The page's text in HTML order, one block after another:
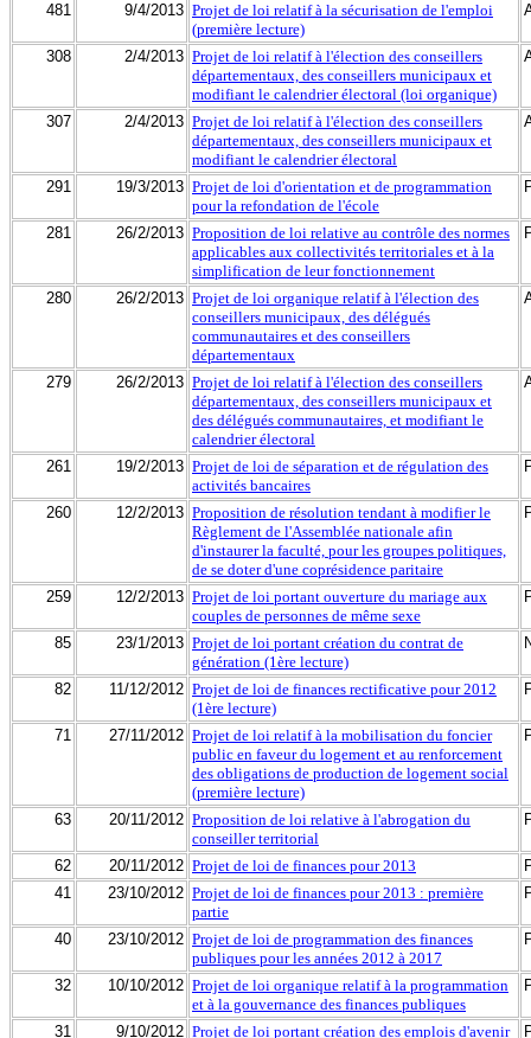
481 9/4/2013 Projet de loi relatif à la sécurisation de l'emploi
(première lecture)
308 2/4/2013 Projet de loi relatif à l'élection des conseillers
départementaux, des conseillers municipaux et
modifiant le calendrier électoral (loi organique)
307 2/4/2013 Projet de loi relatif à l'élection des conseillers
départementaux, des conseillers municipaux et
modifiant le calendrier électoral
291 19/3/2013 Projet de loi d'orientation et de programmation
pour la refondation de l'école
281 26/2/2013 Proposition de loi relative au contrôle des normes
applicables aux collectivités territoriales et à la
simplification de leur fonctionnement
280 26/2/2013 Projet de loi organique relatif à l'élection des
conseillers municipaux, des délégués
communautaires et des conseillers
départementaux
279 26/2/2013 Projet de loi relatif à l'élection des conseillers
départementaux, des conseillers municipaux et
des délégués communautaires, et modifiant le
calendrier électoral
261 19/2/2013 Projet de loi de séparation et de régulation des
activités bancaires
260 12/2/2013 Proposition de résolution tendant à modifier le
Règlement de l'Assemblée nationale afin
d'instaurer la faculté, pour les groupes politiques,
de se doter d'une coprésidence paritaire
259 12/2/2013 Projet de loi portant ouverture du mariage aux
couples de personnes de même sexe
85 23/1/2013 Projet de loi portant création du contrat de
génération (1ère lecture)
82 11/12/2012 Projet de loi de finances rectificative pour 2012
(1ère lecture)
71 27/11/2012 Projet de loi relatif à la mobilisation du foncier
public en faveur du logement et au renforcement
des obligations de production de logement social
(première lecture)
63 20/11/2012 Proposition de loi relative à l'abrogation du
conseiller territorial
62 20/11/2012 Projet de loi de finances pour 2013
41
23/10/2012 Projet de loi de finances pour 2013 : première
partie
40 23/10/2012 Projet de loi de programmation des finances
publiques pour les années 2012 à 2017
32 10/10/2012 Projet de loi organique relatif à la programmation
et à la gouvernance des finances publiques
31 9/10/2012 Projet de loi portant création des emplois d'avenir